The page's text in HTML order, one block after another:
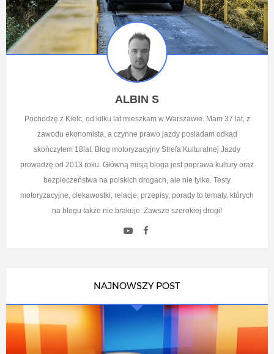
ALBIN S
Pochodzę z Kielc, od kilku lat mieszkam w Warszawie. Mam 37 lat, z
zawodu ekonomista, a czynne prawo jazdy posiadam odkąd
skończyłem 18lat. Blog motoryzacyjny Strefa Kulturalnej Jazdy
prowadzę od 2013 roku. Główną misją bloga jest poprawa kultury oraz
bezpieczeństwa na polskich drogach, ale nie tylko. Testy
motoryzacyjne, ciekawostki, relacje, przepisy, porady to tematy, których
na blogu także nie brakuje. Zawsze szerokiej drogi!
NAJNOWSZY POST